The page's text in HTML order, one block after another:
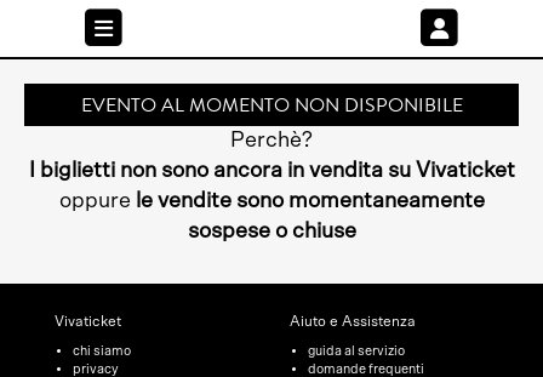
EVENTO AL MOMENTO NON DISPONIBILE
Perchè?
I biglietti non sono ancora in vendita su Vivaticket
oppure le vendite sono momentaneamente
sospese o chiuse
Vivaticket
chi siamo
privacy
Aiuto e Assistenza
guida al servizio
domande frequenti